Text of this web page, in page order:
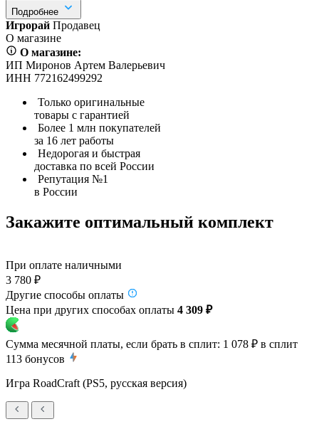
Подробнее
Игрорай Продавец
О магазине
О магазине:
ИП Миронов Артем Валерьевич
ИНН 772162499292
Только оригинальные
товары с гарантией
Более 1 млн покупателей
за 16 лет работы
Недорогая и быстрая
доставка по всей России
Репутация №1
в России
Закажите оптимальный комплект
При оплате наличными
3 780 ₽
Другие способы оплаты
Цена при других способах оплаты 4 309 ₽
Сумма месячной платы, если брать в сплит: 1 078 ₽ в сплит
113 бонусов
Игра RoadCraft (PS5, русская версия)